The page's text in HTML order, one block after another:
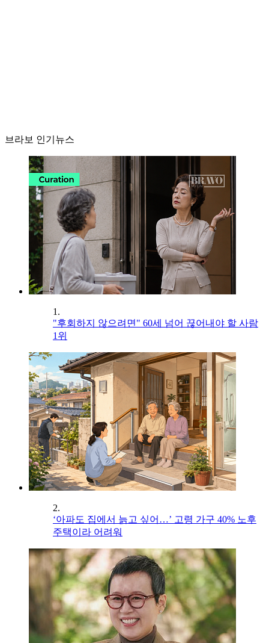
브라보 인기뉴스
1.
"후회하지 않으려면" 60세 넘어 끊어내야 할 사람
1위
2.
‘아파도 집에서 늙고 싶어…’ 고령 가구 40% 노후
주택이라 어려워